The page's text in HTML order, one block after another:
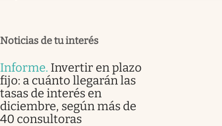
Noticias de tu interés
Informe. Invertir en plazo
fijo: a cuánto llegarán las
tasas de interés en
diciembre, según más de
40 consultoras